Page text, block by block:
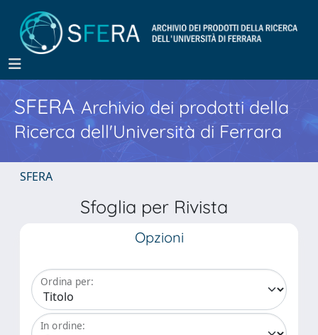
SFERA Archivio dei prodotti della
Ricerca dell'Università di Ferrara
SFERA
Sfoglia per Rivista
Opzioni
Ordina per:
In ordine: